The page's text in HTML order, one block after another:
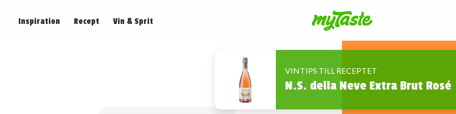
Inspiration Recept Vin & Sprit
VINTIPS TILL RECEPTET
N.S. della Neve Extra Brut Rosé